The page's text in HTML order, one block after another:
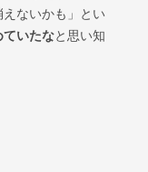
ないかも」とい
ていたなと思い知